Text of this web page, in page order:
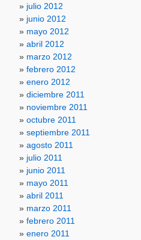
julio 2012
junio 2012
mayo 2012
abril 2012
marzo 2012
febrero 2012
enero 2012
diciembre 2011
noviembre 2011
octubre 2011
septiembre 2011
agosto 2011
julio 2011
junio 2011
mayo 2011
abril 2011
marzo 2011
febrero 2011
enero 2011